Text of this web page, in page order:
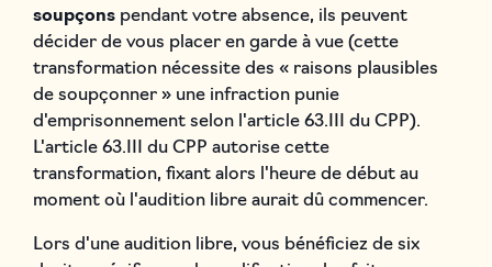
soupçonspendant votre absence, ils peuvent
décider de vous placer en garde à vue (cette
transformation nécessite des « raisons plausibles
de soupçonner » une infraction punie
d'emprisonnement selon l'article 63.III du CPP).
L'article 63.III du CPP autorise cette
transformation, fixant alors l'heure de début au
moment où l'audition libre aurait dû commencer.
Lors d'une audition libre, vous bénéficiez de six